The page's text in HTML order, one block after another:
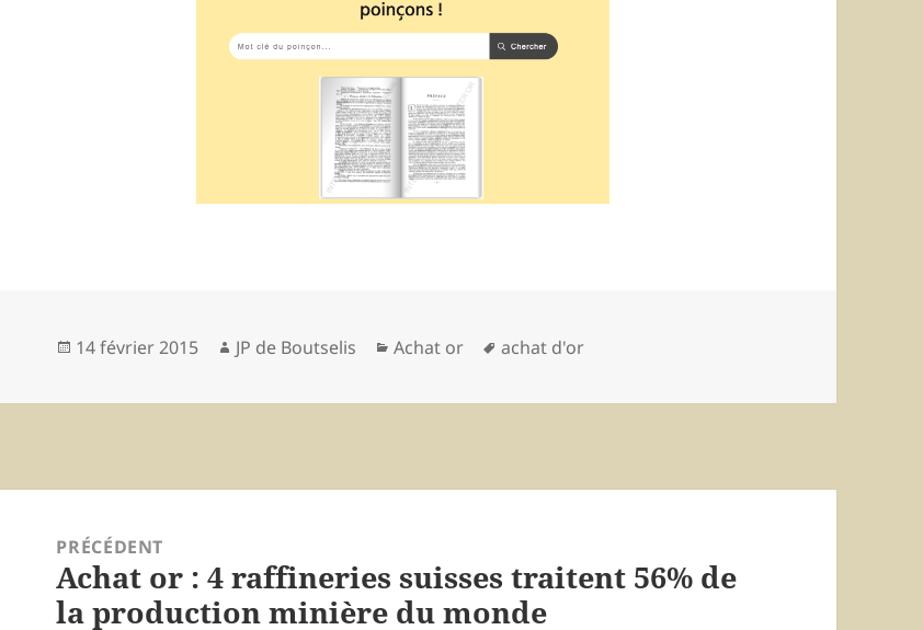
Publié
14 février 2015 Auteur
JP de Boutselis Catégories
Achat or
Mots-
achat d'or
PRÉCÉDENT
Article
précédent :
Achat or : 4 raffineries suisses traitent 56% de
la production minière du monde